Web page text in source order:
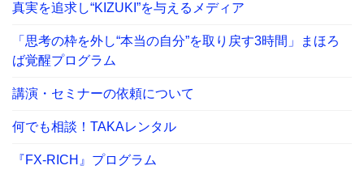
真実を追求し“KIZUKI”を与えるメディア
「思考の枠を外し“本当の自分”を取り戻す3時間」まほろ
ば覚醒プログラム
講演・セミナーの依頼について
何でも相談！TAKAレンタル
『FX-RICH』プログラム